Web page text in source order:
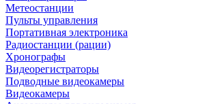
Метеостанции
Пульты управления
Портативная электроника
Радиостанции (рации)
Хронографы
Видеорегистраторы
Подводные видеокамеры
Видеокамеры